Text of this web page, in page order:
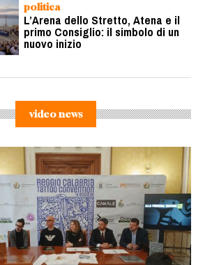
politica
L’Arena dello Stretto, Atena e il
primo Consiglio: il simbolo di un
nuovo inizio
video news